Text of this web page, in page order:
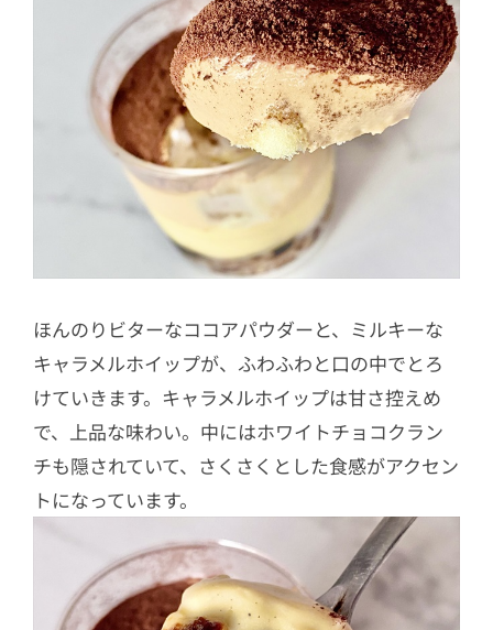
ほんのりビターなココアパウダーと、ミルキーな
キャラメルホイップが、ふわふわと口の中でとろ
けていきます。キャラメルホイップは甘さ控えめ
で、上品な味わい。中にはホワイトチョコクラン
チも隠されていて、さくさくとした食感がアクセン
トになっています。